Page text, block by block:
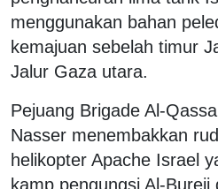
menggunakan bahan
kemajuan sebelah timur
Jalur Gaza utara.
Pejuang Brigade Al-
Nasser menembakkan
helikopter Apache Israel
kamp pengungsi Al-Bureij